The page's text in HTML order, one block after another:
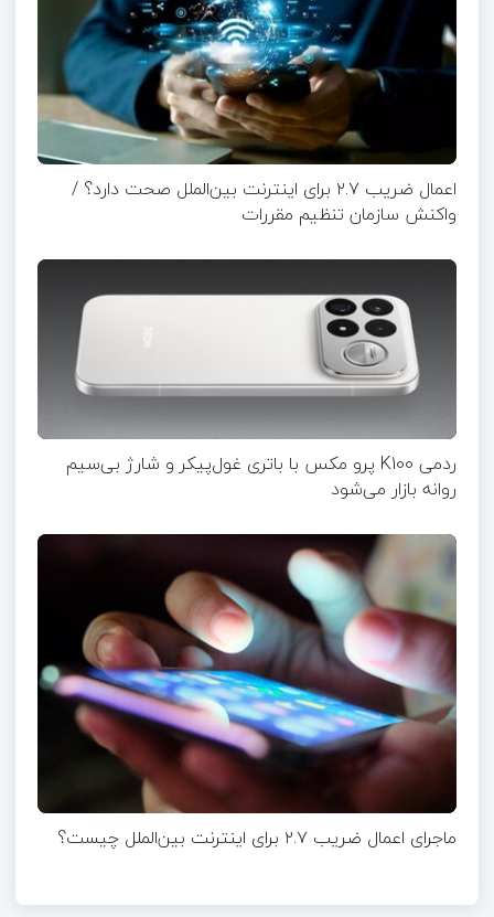
اعمال ضریب ۲.۷ برای اینترنت بین‌الملل صحت دارد؟ /
واکنش سازمان تنظیم مقررات
ردمی K100 پرو مکس با باتری غول‌پیکر و شارژ بی‌سیم
روانه بازار می‌شود
ماجرای اعمال ضریب ۲.۷ برای اینترنت بین‌الملل چیست؟